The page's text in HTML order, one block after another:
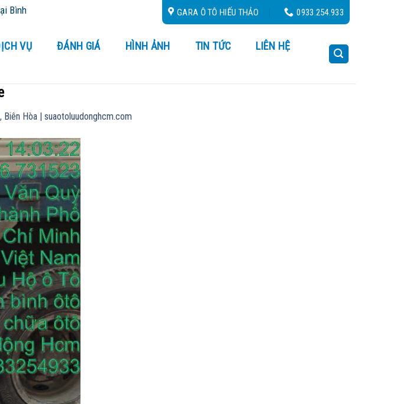
và tỉnh thành lân cận - Cứu Hộ 24/24 GARA Ô TÔ HIẾU THẢO 0933.254.933
VỤ ĐÁNH GIÁ HÌNH ẢNH TIN TỨC
LIÊN HỆ
Hòa | suaotoluudonghcm.com